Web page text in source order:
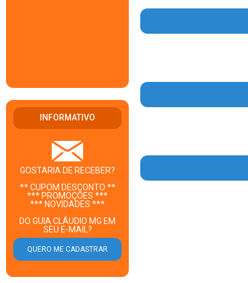
INFORMATIVO
GOSTARIA DE RECEBER?
** CUPOM DESCONTO **
*** PROMOÇÕES ***
*** NOVIDADES ***
DO GUIA CLÁUDIO MG EM
SEU E-MAIL?